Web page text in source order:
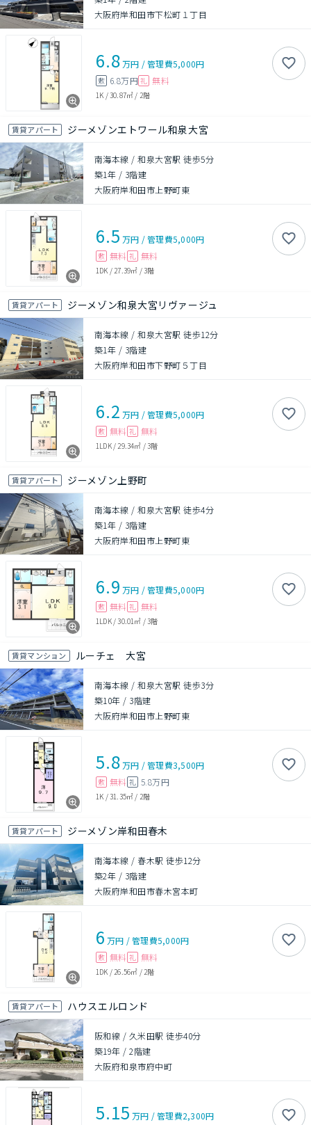
大阪府岸和田市下松町１丁目
6.8万円 /管理費5,000円
敷 6.8万円 礼 無料
1K /30.87㎡ / 2階
賃貸アパート ジーメゾンエトワール和泉大宮
南海本線 / 和泉大宮駅 徒歩5分
築1年 / 3階建
大阪府岸和田市上野町東
6.5 万円 /管理費5,000円
敷 無料 礼 無料
1DK / 27.39㎡ /3階
賃貸アパート ジーメゾン和泉大宮リヴァージュ
南海本線 / 和泉大宮駅 徒歩12分
築1年 / 3階建
大阪府岸和田市下野町５丁目
6.2 万円 /管理費5,000円
敷 無料 礼 無料
1LDK/ 29.34㎡ /3階
賃貸アパート ジーメゾン上野町
南海本線 / 和泉大宮駅 徒歩4分
築1年 / 3階建
大阪府岸和田市上野町東
6.9 万円 /管理費5,000円
敷 無料 礼 無料
1LDK/30.01㎡ /3階
賃貸マンション ルーチェ 大宮
南海本線 / 和泉大宮駅 徒歩3分
築10年 / 3階建
大阪府岸和田市上野町東
5.8万円 /管理費3,500円
敷 無料 礼 5.8万円
1K /31.35㎡ / 2階
賃貸アパート ジーメゾン岸和田春木
南海本線 / 春木駅 徒歩12分
築2年 / 3階建
大阪府岸和田市春木宮本町
6 万円 /管理費5,000円
敷 無料 礼 無料
1DK / 26.56㎡ / 2階
賃貸アパート ハウスエルロンド
阪和線 / 久米田駅 徒歩40分
築19年 /2階建
大阪府和泉市府中町
5.15 万円 /管理費2,300円